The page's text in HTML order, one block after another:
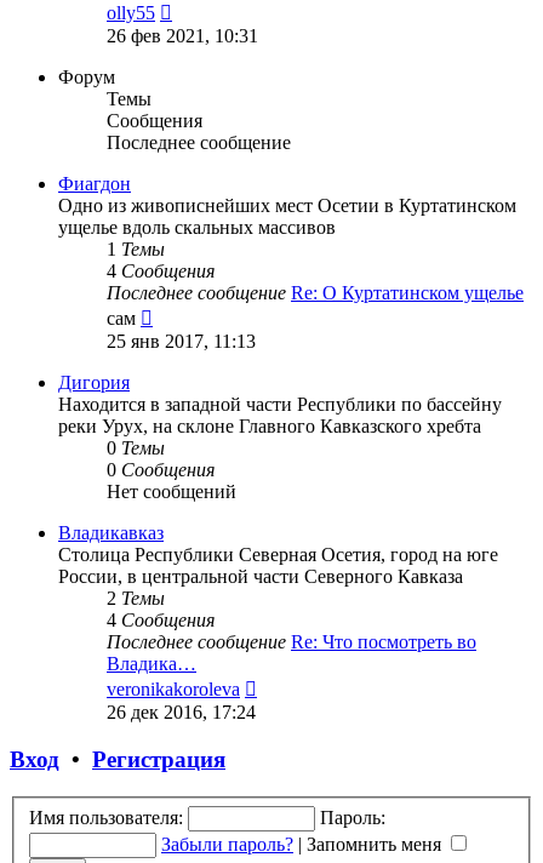
olly55
к
26 фев 2021, 10:31
Форум
Темы
Сообщения
Последнее сообщение
Фиагдон
Одно из живописнейших мест Осетии в Куртатинском
ущелье вдоль скальных массивов
1 Темы
4 Сообщения
Последнее сообщение Re: О Куртатинском ущелье
сам
к
25 янв 2017, 11:13
Дигория
Находится в западной части Республики по бассейну
реки Урух, на склоне Главного Кавказского хребта
0 Темы
0 Сообщения
Нет сообщений
Владикавказ
Столица Республики Северная Осетия, город на юге
России, в центральной части Северного Кавказа
2 Темы
4 Сообщения
Последнее сообщение Re: Что посмотреть во
Владика…
veronikakoroleva
26 дек 2016, 17:24
Вход • Регистрация
Имя пользователя:
Пароль:
Забыли пароль? | Запомнить меня